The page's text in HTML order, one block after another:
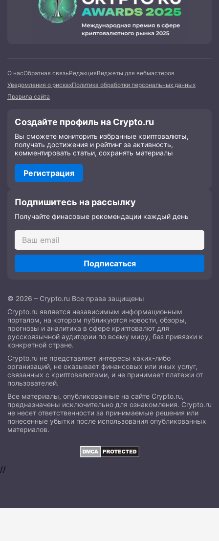
О насОбратная связьРедакцияВиджеты для вебмастеров
Уведомления о рискахПолитика обработки персональных данных
Правила сайта
Создайте профиль на Crypto.ru
Вы сможете мониторить избранные криптовалюты,
получать достижения и рейтинг за активность,
комментировать статьи, сохранять материалы
Регистрация
Подпишитесь на рассылку
Получайте финасовые рекомендации каждый день
Подписаться
© 2026 – Crypto.ru Все права защищены
Crypto.ru является независимым информационным
порталом, на котором публикуются новости, обзоры,
прогнозы и аналитика в сфере криптовалют для
русскоязычной аудитории по всему миру, без привязки к
конкретной стране.
Crypto.ru не представляет интересы каких-либо
организаций, не оказывает финансовых или иных услуг,
связанных с криптовалютами, и не принимает платежи от
пользователей.
Все материалы, опубликованные на сайте Crypto.ru,
предназначены исключительно для ознакомления. Crypto.ru
не несет ответственности за принимаемые решения или
понесенные убытки после использования опубликованных
материалов.
//